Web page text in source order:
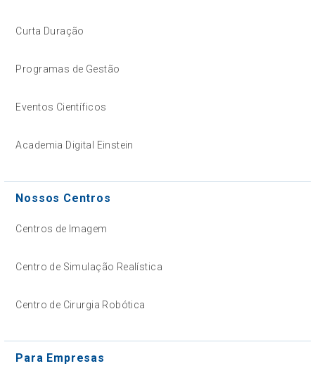
Curta Duração
Programas de Gestão
Eventos Científicos
Academia Digital Einstein
Nossos Centros
Centros de Imagem
Centro de Simulação Realística
Centro de Cirurgia Robótica
Para Empresas